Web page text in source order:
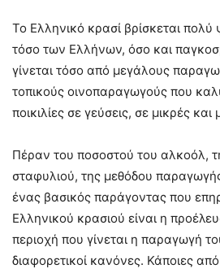
Το Ελληνικό κρασί βρίσκεται πολύ
τόσο των Ελλήνων, όσο και
γίνεται τόσο από μεγάλους
τοπικούς οινοπαραγωγούς που
ποικιλίες σε γεύσεις, σε μικρές
Πέραν του ποσοστού του αλκοόλ,
σταφυλιού, της μεθόδου
ένας βασικός παράγοντας που
Ελληνικού κρασιού είναι η
περιοχή που γίνεται η παραγωγή
διαφορετικοί κανόνες. Κάποιες